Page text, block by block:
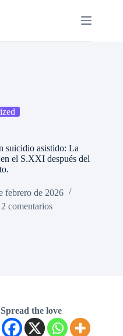
suicidio asistido: La
el S.XXI después del
febrero de 2026
2 comentarios
Spread the love